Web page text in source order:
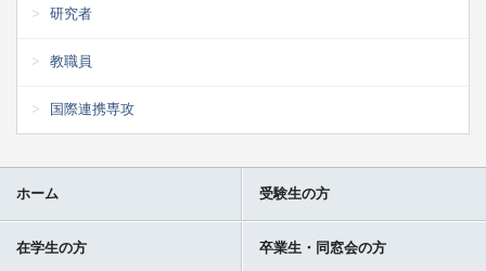
研究者
教職員
国際連携専攻
ホーム 受験生の方
在学生の方 卒業生・同窓会の方